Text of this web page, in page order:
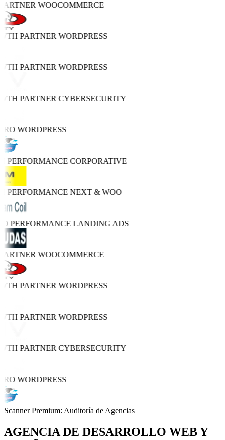
WOOCOMMERCE
PARTNERWORDPRESS
PARTNERWORDPRESS
PARTNERCYBERSECURITY
WORDPRESS
PERFORMANCECORPORATIVE
PERFORMANCENEXT & WOO
PERFORMANCELANDING ADS
WOOCOMMERCE
PARTNERWORDPRESS
PARTNERWORDPRESS
PARTNERCYBERSECURITY
WORDPRESS
Scanner Premium: Auditoría de Agencias
AGENCIA DE DESARROLLO WEB Y